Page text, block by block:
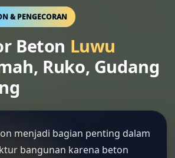
& PENGECORAN
Beton Luwu
Ruko, Gudang
menjadi bagian penting dalam
bangunan karena beton